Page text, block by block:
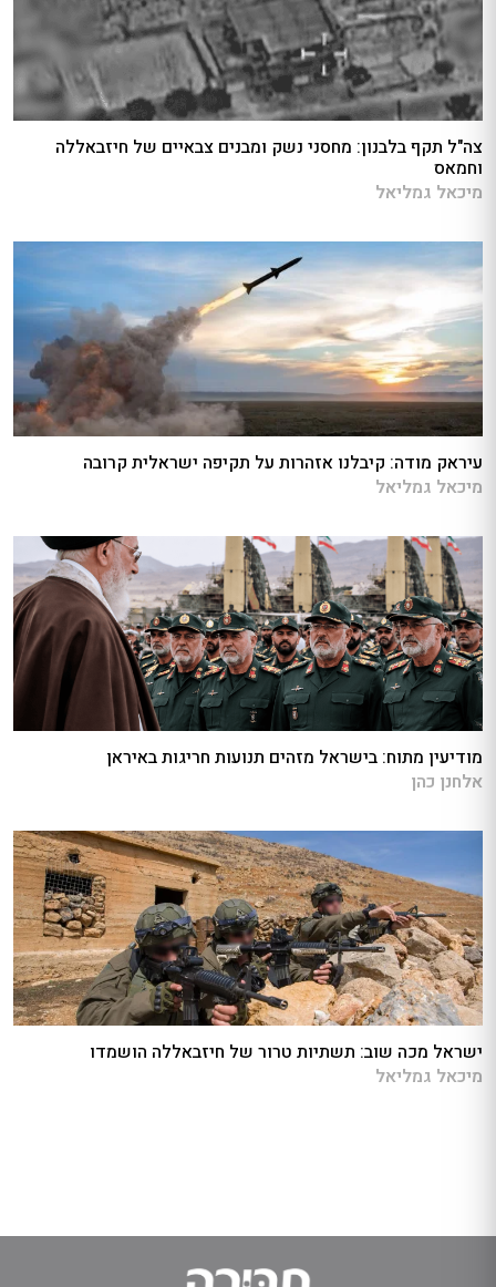
צה"ל תקף בלבנון: מחסני נשק ומבנים צבאיים של חיזבאללה
וחמאס
מיכאל גמליאל
עיראק מודה: קיבלנו אזהרות על תקיפה ישראלית קרובה
מיכאל גמליאל
מודיעין מתוח: בישראל מזהים תנועות חריגות באיראן
אלחנן כהן
ישראל מכה שוב: תשתיות טרור של חיזבאללה הושמדו
מיכאל גמליאל